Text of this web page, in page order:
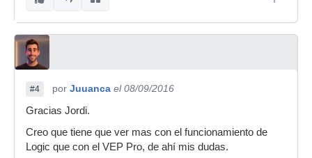
#4 por Juuanca el 08/09/2016
Gracias Jordi.
Creo que tiene que ver mas con el funcionamiento de
Logic que con el VEP Pro, de ahí mis dudas.